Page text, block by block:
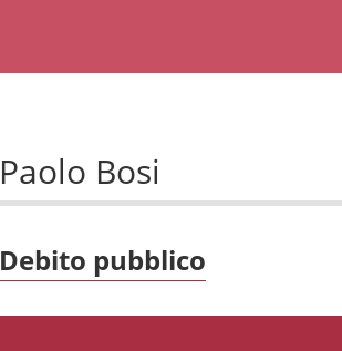
Paolo Bosi
Debito pubblico